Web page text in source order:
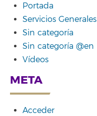
Portada
Servicios Generales
Sin categoría
Sin categoría @en
Vídeos
META
Acceder